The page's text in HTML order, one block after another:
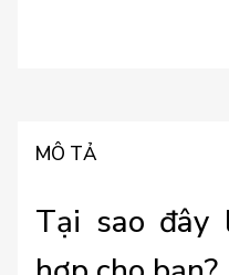
MÔ TẢ
Tại sao đây